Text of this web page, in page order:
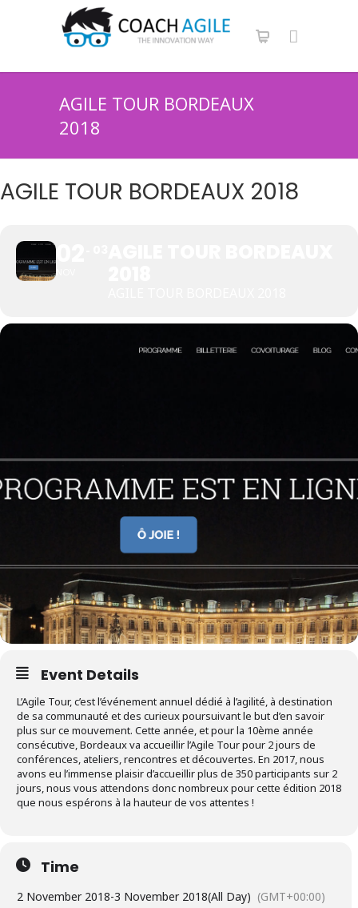
AGILE TOUR BORDEAUX
2018
AGILE TOUR BORDEAUX 2018
Event Details
L’Agile Tour, c’est l’événement annuel dédié à l’agilité, à destination
de sa communauté et des curieux poursuivant le but d’en savoir
plus sur ce mouvement. Cette année, et pour la 10ème année
consécutive, Bordeaux va accueillir l’Agile Tour pour 2 jours de
conférences, ateliers, rencontres et découvertes. En 2017, nous
avons eu l’immense plaisir d’accueillir plus de 350 participants sur 2
jours, nous vous attendons donc nombreux pour cette édition 2018
que nous espérons à la hauteur de vos attentes !
Time
2 November 2018-3 November 2018(All Day) (GMT+00:00)